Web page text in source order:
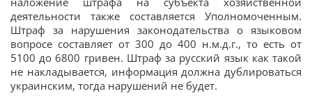
деятельности также составляется Уполномоченным.
Штраф за нарушения законодательства о языковом
вопросе составляет от 300 до 400 н.м.д.г., то есть от
5100 до 6800 гривен. Штраф за русский язык как такой
не накладывается, информация должна дублироваться
украинским, тогда нарушений не будет.